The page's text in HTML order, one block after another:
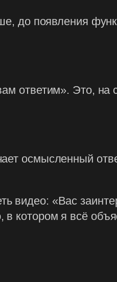
до появления
ответим». Это, на
осмысленный
видео: «Вас
в котором я всё